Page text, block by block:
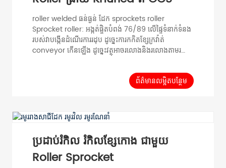
roller welded ធន់ធ្ងន់ ដែក sprockets roller
Sprocket roller: អង្កត់ផ្ចិតបំពង់ 76/89 លើផ្ទៃទំនាក់ទំនង
របស់វាបង្កើនដំណើរការរដុប ដូច្នេះការកកិតខ្សែក្រវ៉ាត់
conveyor កើនឡើង ដូច្នេះវត្ថុអាចរលោងនិងរលោងតាមរយៈ
ត្រូវ​បាន​គេ​ប្រើ​យ៉ាង​ទូលំទូលាយ​នៅ​ក្នុង​គ្រប់​ប្រភេទ​នៃ​
ឧស្សាហកម្ម​ដូច​ជា​ ខ្សែ​ផលិត​ ខ្សែ​ការ​ដំឡើង​ ខ្សែ​វេចខ្ចប់​ ម៉ាស៊ីន​
conveyor និង​ logistic strore។ ម៉ូដែលបំពង់អង្កត់ផ្ចិត D
ព័ត៌មានលម្អិតបន្ថែម
ប្រដាប់រំកិល រំកិលខ្សែកោង ជាមួយ
Roller Sprocket